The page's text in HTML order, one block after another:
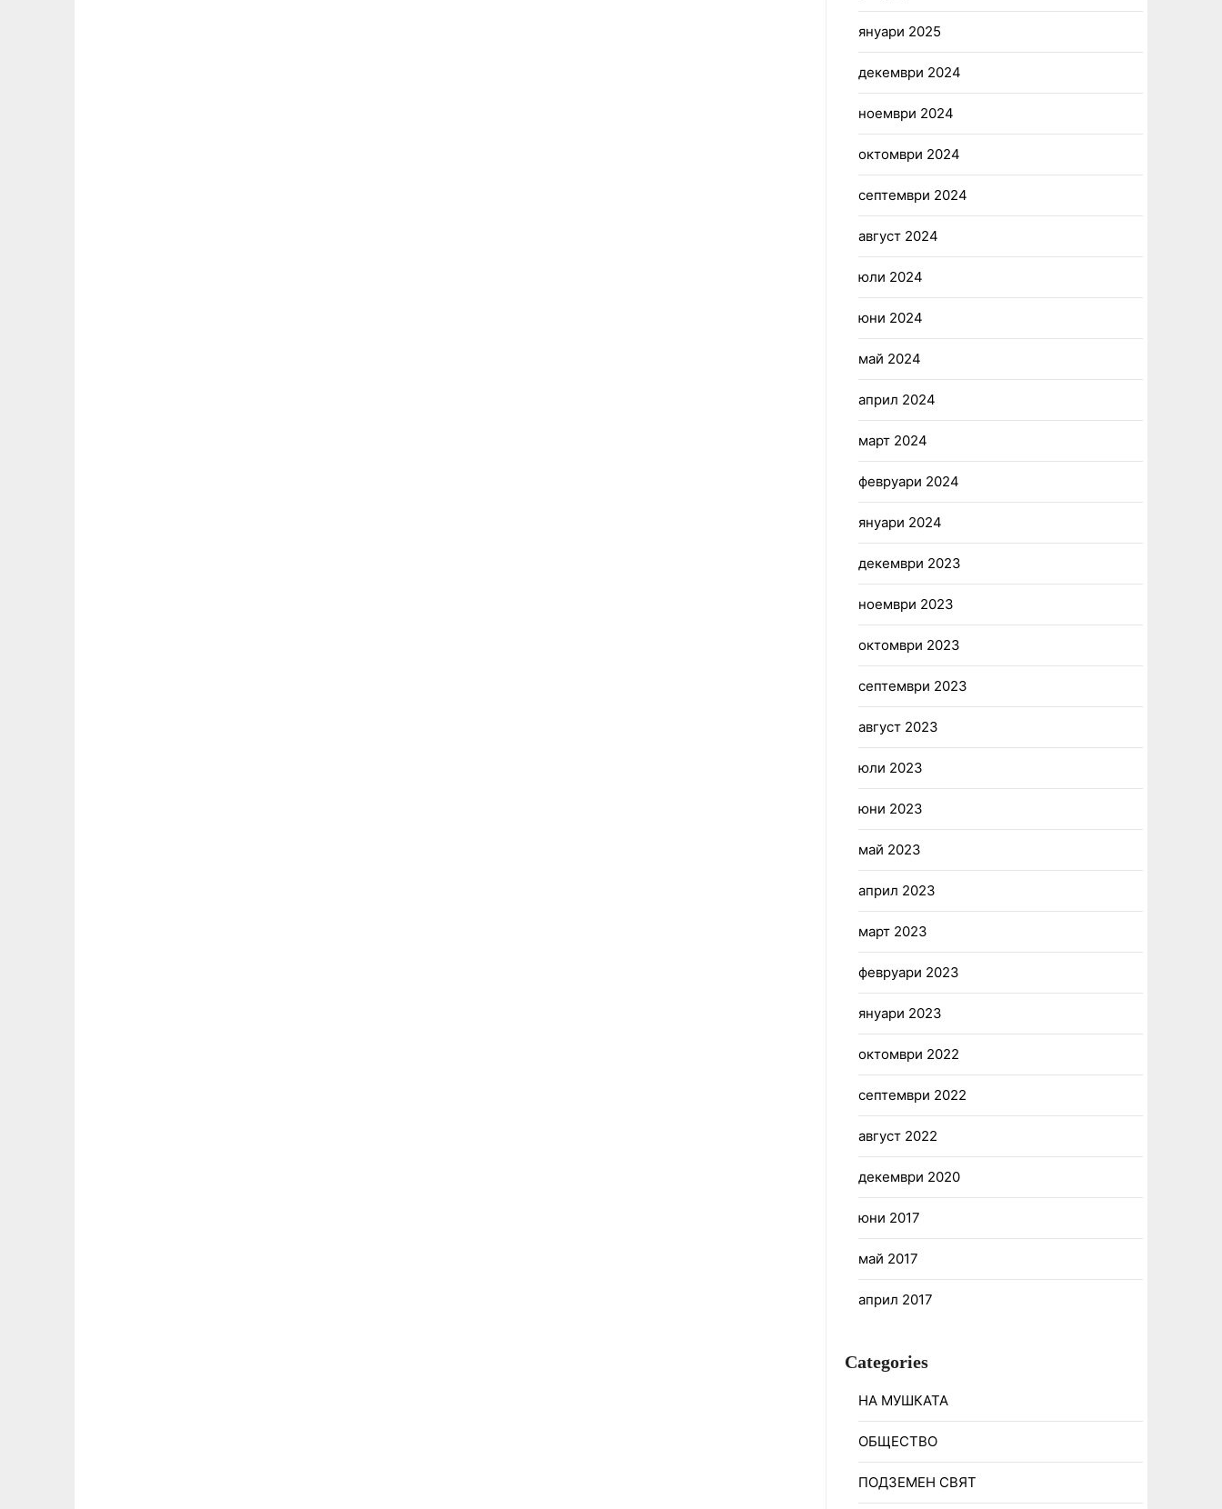
януари 2025
декември 2024
ноември 2024
октомври 2024
септември 2024
август 2024
юли 2024
юни 2024
май 2024
април 2024
март 2024
февруари 2024
януари 2024
декември 2023
ноември 2023
октомври 2023
септември 2023
август 2023
юли 2023
юни 2023
май 2023
април 2023
март 2023
февруари 2023
януари 2023
октомври 2022
септември 2022
август 2022
декември 2020
юни 2017
май 2017
април 2017
Categories
НА МУШКАТА
ОБЩЕСТВО
ПОДЗЕМЕН СВЯТ